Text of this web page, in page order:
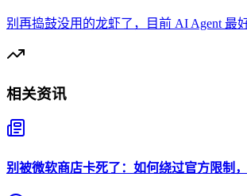
别再捣鼓没用的龙虾了，目前 AI Agent 最
相关资讯
别被微软商店卡死了：如何绕过官方限制